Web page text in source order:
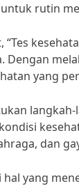
rutin
yang
dan
yang